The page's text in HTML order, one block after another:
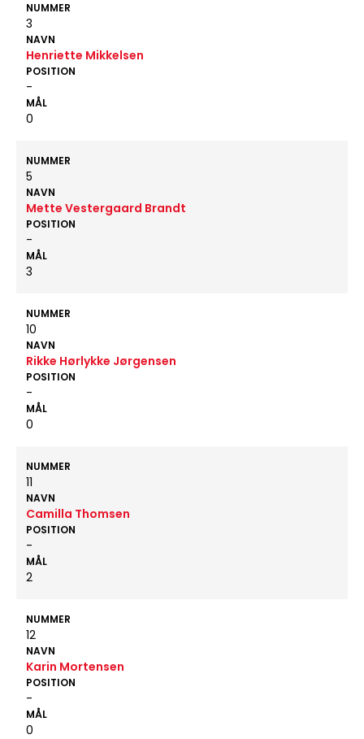
NUMMER
3
NAVN
Henriette Mikkelsen
POSITION
-
MÅL
0
NUMMER
5
NAVN
Mette Vestergaard Brandt
POSITION
-
MÅL
3
NUMMER
10
NAVN
Rikke Hørlykke Jørgensen
POSITION
-
MÅL
0
NUMMER
11
NAVN
Camilla Thomsen
POSITION
-
MÅL
2
NUMMER
12
NAVN
Karin Mortensen
POSITION
-
MÅL
0